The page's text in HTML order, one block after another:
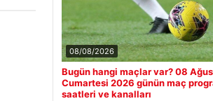
08/08/2026
Bugün hangi maçlar var? 08
Cumartesi 2026 günün maç
saatleri ve kanalları